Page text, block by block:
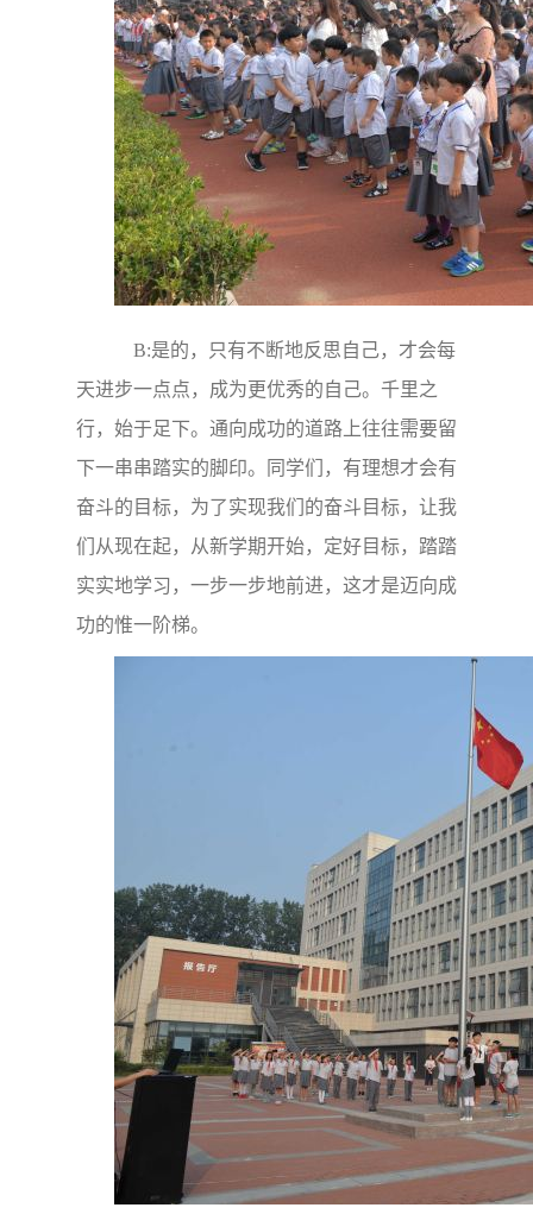
B:是的，只有不断地反思自己，才会每
天进步一点点，成为更优秀的自己。千里之
行，始于足下。通向成功的道路上往往需要留
下一串串踏实的脚印。同学们，有理想才会有
奋斗的目标，为了实现我们的奋斗目标，让我
们从现在起，从新学期开始，定好目标，踏踏
实实地学习，一步一步地前进，这才是迈向成
功的惟一阶梯。